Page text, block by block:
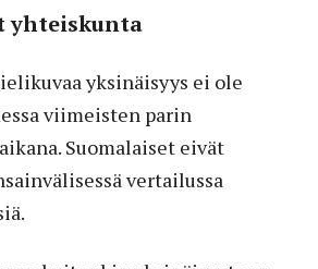
yhteiskunta
yksinäisyys ei ole
viimeisten parin
Suomalaiset eivät
vertailussa